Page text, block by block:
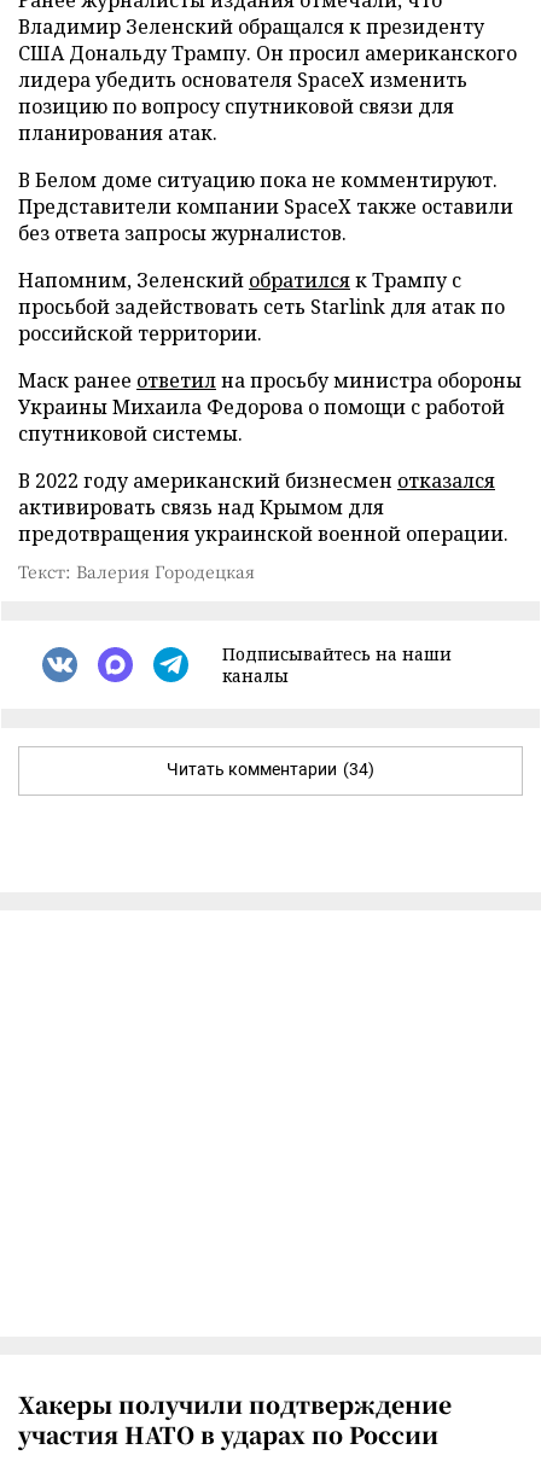
Владимир Зеленский обращался к президенту
США Дональду Трампу. Он просил американского
лидера убедить основателя SpaceX изменить
позицию по вопросу спутниковой связи для
планирования атак.
В Белом доме ситуацию пока не комментируют.
Представители компании SpaceX также оставили
без ответа запросы журналистов.
Напомним, Зеленский обратилсяк Трампу с
просьбой задействовать сеть Starlink для атак по
российской территории.
Маск ранее ответилна просьбу министра обороны
Украины Михаила Федорова о помощи с работой
спутниковой системы.
В 2022 году американский бизнесмен отказался
активировать связь над Крымом для
предотвращения украинской военной операции.
Текст: Валерия Городецкая
Подписывайтесь на наши
каналы
Читать комментарии (34)
Хакеры получили подтверждение
участия НАТО в ударах по России